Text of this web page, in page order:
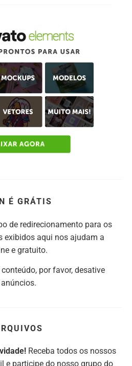
É GRÁTIS
de redirecionamento para os
exibidos aqui nos ajudam a
e gratuito.
por favor, desative
Receba todos os nossos
e participe do nosso grupo do